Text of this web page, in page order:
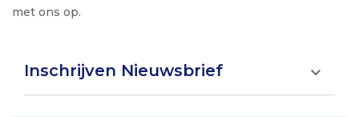
met ons op.
Inschrijven Nieuwsbrief 